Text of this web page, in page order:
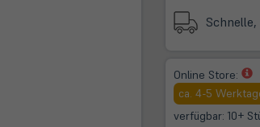
Online Store:
in
ca. 4-5
verfügbar: 10+